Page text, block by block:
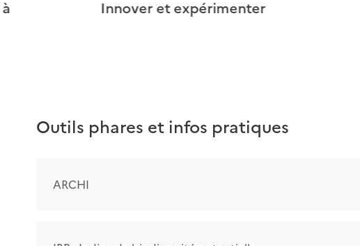
Innover et expérimenter
Outils phares et infos pratiques
ARCHI